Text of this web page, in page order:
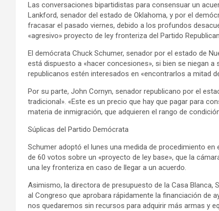
Las conversaciones bipartidistas para consensuar un
Lankford, senador del estado de Oklahoma, y por el
fracasar el pasado viernes, debido a los profundos
«agresivo» proyecto de ley fronteriza del Partido
El demócrata Chuck Schumer, senador por el estado de
está dispuesto a «hacer concesiones», si bien se niegan
republicanos estén interesados en «encontrarlos a mitad
Por su parte, John Cornyn, senador republicano por el
tradicional». «Este es un precio que hay que pagar para
materia de inmigración, que adquieren el rango de
Súplicas del Partido Demócrata
Schumer adoptó el lunes una medida de procedimiento
de 60 votos sobre un «proyecto de ley base», que la
una ley fronteriza en caso de llegar a un acuerdo.
Asimismo, la directora de presupuesto de la Casa Blanca,
al Congreso que aprobara rápidamente la financiación de
nos quedaremos sin recursos para adquirir más armas y